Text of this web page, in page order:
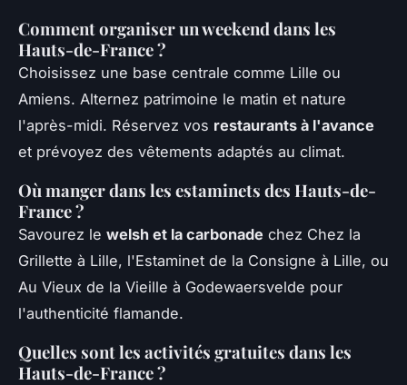
Comment organiser un weekend dans les
Hauts-de-France ?
Choisissez une base centrale comme Lille ou
Amiens. Alternez patrimoine le matin et nature
l'après-midi. Réservez vos restaurants à l'avance
et prévoyez des vêtements adaptés au climat.
Où manger dans les estaminets des Hauts-de-
France ?
Savourez le welsh et la carbonade chez Chez la
Grillette à Lille, l'Estaminet de la Consigne à Lille, ou
Au Vieux de la Vieille à Godewaersvelde pour
l'authenticité flamande.
Quelles sont les activités gratuites dans les
Hauts-de-France ?